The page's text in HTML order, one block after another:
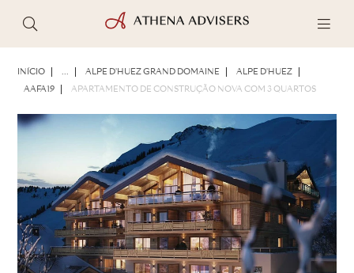
INÍCIO ... ALPE D'HUEZ GRAND DOMAINE ALPE D'HUEZ
AAFA19 APARTAMENTO DE CONSTRUÇÃO NOVA COM 3 QUARTOS